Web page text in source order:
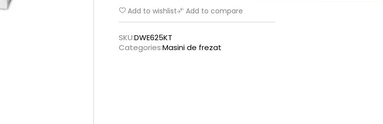
Add to wishlist Add to compare
SKU:DWE625KT
Categories:Masini de frezat